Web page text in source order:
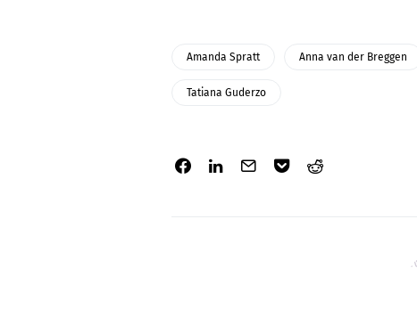
Amanda Spratt Anna van der Breggen
Tatiana Guderzo